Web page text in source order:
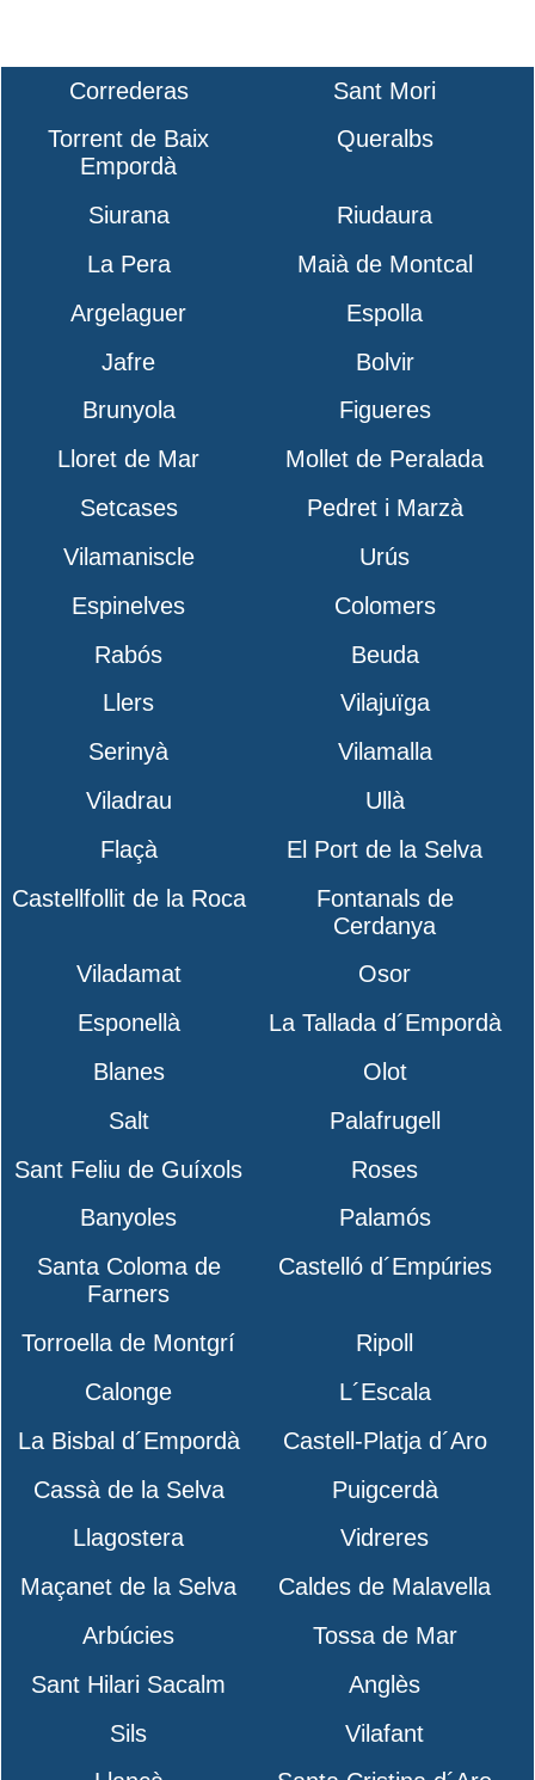
Correderas
Sant Mori
Torrent de Baix
Empordà
Queralbs
Siurana
Riudaura
La Pera
Maià de Montcal
Argelaguer
Espolla
Jafre
Bolvir
Brunyola
Figueres
Lloret de Mar
Mollet de Peralada
Setcases
Pedret i Marzà
Vilamaniscle
Urús
Espinelves
Colomers
Rabós
Beuda
Llers
Vilajuïga
Serinyà
Vilamalla
Viladrau
Ullà
Flaçà
El Port de la Selva
Castellfollit de la Roca
Fontanals de
Cerdanya
Viladamat
Osor
Esponellà
La Tallada d´Empordà
Blanes
Olot
Salt
Palafrugell
Sant Feliu de Guíxols
Roses
Banyoles
Palamós
Santa Coloma de
Farners
Castelló d´Empúries
Torroella de Montgrí
Ripoll
Calonge
L´Escala
La Bisbal d´Empordà
Castell-Platja d´Aro
Cassà de la Selva
Puigcerdà
Llagostera
Vidreres
Maçanet de la Selva
Caldes de Malavella
Arbúcies
Tossa de Mar
Sant Hilari Sacalm
Anglès
Sils
Vilafant